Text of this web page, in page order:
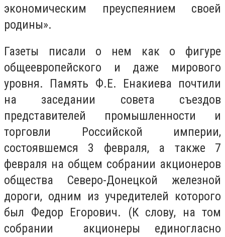
экономическим преуспеянием своей
родины».
Газеты писали о нем как о фигуре
общеевропейского и даже мирового
уровня. Память Ф.Е. Енакиева почтили
на заседании совета съездов
представителей промышленности и
торговли Российской империи,
состоявшемся 3 февраля, а также 7
февраля на общем собрании акционеров
общества Северо-Донецкой железной
дороги, одним из учредителей которого
был Федор Егорович. (К слову, на том
собрании акционеры единогласно